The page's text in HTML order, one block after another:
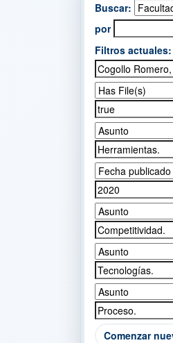
Buscar:
por
Filtros actuales:
Comenzar